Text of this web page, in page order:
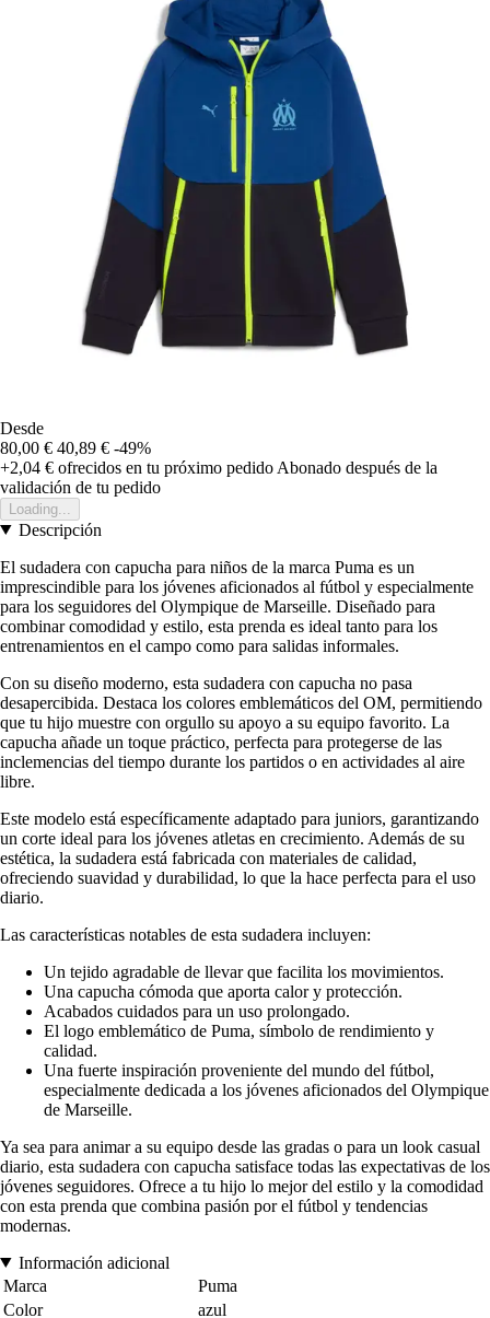
Desde
80,00 € 40,89 € -49%
+2,04 € ofrecidos en tu próximo pedido Abonado después de la
validación de tu pedido
Loading...
Descripción
El sudadera con capucha para niños de la marca Puma es un
imprescindible para los jóvenes aficionados al fútbol y especialmente
para los seguidores del Olympique de Marseille. Diseñado para
combinar comodidad y estilo, esta prenda es ideal tanto para los
entrenamientos en el campo como para salidas informales.
Con su diseño moderno, esta sudadera con capucha no pasa
desapercibida. Destaca los colores emblemáticos del OM, permitiendo
que tu hijo muestre con orgullo su apoyo a su equipo favorito. La
capucha añade un toque práctico, perfecta para protegerse de las
inclemencias del tiempo durante los partidos o en actividades al aire
libre.
Este modelo está específicamente adaptado para juniors, garantizando
un corte ideal para los jóvenes atletas en crecimiento. Además de su
estética, la sudadera está fabricada con materiales de calidad,
ofreciendo suavidad y durabilidad, lo que la hace perfecta para el uso
diario.
Las características notables de esta sudadera incluyen:
Un tejido agradable de llevar que facilita los movimientos.
Una capucha cómoda que aporta calor y protección.
Acabados cuidados para un uso prolongado.
El logo emblemático de Puma, símbolo de rendimiento y
calidad.
Una fuerte inspiración proveniente del mundo del fútbol,
especialmente dedicada a los jóvenes aficionados del Olympique
de Marseille.
Ya sea para animar a su equipo desde las gradas o para un look casual
diario, esta sudadera con capucha satisface todas las expectativas de los
jóvenes seguidores. Ofrece a tu hijo lo mejor del estilo y la comodidad
con esta prenda que combina pasión por el fútbol y tendencias
modernas.
Información adicional
Marca
Puma
Color
azul